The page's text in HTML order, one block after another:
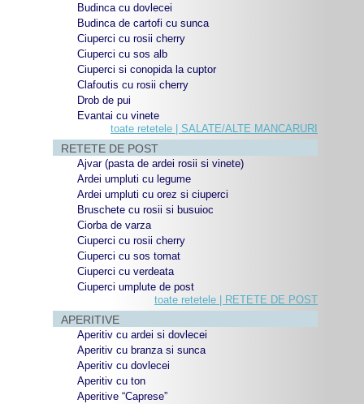
Budinca cu dovlecei
Budinca de cartofi cu sunca
Ciuperci cu rosii cherry
Ciuperci cu sos alb
Ciuperci si conopida la cuptor
Clafoutis cu rosii cherry
Drob de pui
Evantai cu vinete
toate retetele | SALATE/ALTE MANCARURI
RETETE DE POST
Ajvar (pasta de ardei rosii si vinete)
Ardei umpluti cu legume
Ardei umpluti cu orez si ciuperci
Bruschete cu rosii si busuioc
Ciorba de varza
Ciuperci cu rosii cherry
Ciuperci cu sos tomat
Ciuperci cu verdeata
Ciuperci umplute de post
toate retetele | RETETE DE POST
APERITIVE
Aperitiv cu ardei si dovlecei
Aperitiv cu branza si sunca
Aperitiv cu dovlecei
Aperitiv cu ton
Aperitive “Caprese”